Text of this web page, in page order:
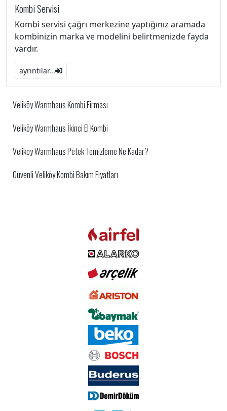
Kombi Servisi
Kombi servisi çağrı merkezine yaptığınız aramada
kombinizin marka ve modelini belirtmenizde fayda
vardır.
ayrıntılar...
Veliköy Warmhaus Kombi Firması
Veliköy Warmhaus İkinci El Kombi
Veliköy Warmhaus Petek Temizleme Ne Kadar?
Güvenli Veliköy Kombi Bakım Fiyatları